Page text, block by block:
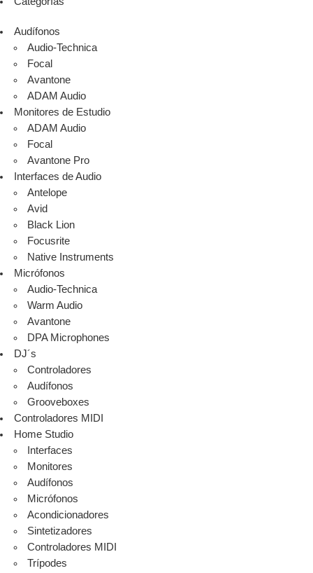
Audífonos
Audio-Technica
Focal
Avantone
ADAM Audio
Monitores de Estudio
ADAM Audio
Focal
Avantone Pro
Interfaces de Audio
Antelope
Avid
Black Lion
Focusrite
Native Instruments
Micrófonos
Audio-Technica
Warm Audio
Avantone
DPA Microphones
DJ´s
Controladores
Audífonos
Grooveboxes
Controladores MIDI
Home Studio
Interfaces
Monitores
Audífonos
Micrófonos
Acondicionadores
Sintetizadores
Controladores MIDI
Trípodes